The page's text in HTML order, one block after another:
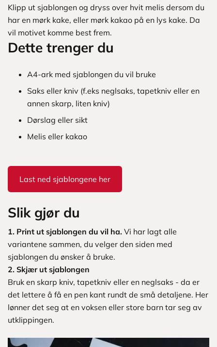
Klipp ut sjablongen og dryss over hvit melis dersom du
har en mørk kake, eller mørk kakao på en lys kake. Da
vil motivet komme best frem.
Dette trenger du
A4-ark med sjablongen du vil bruke
Saks eller kniv (f.eks neglsaks, tapetkniv eller en
annen skarp, liten kniv)
Dørslag eller sikt
Melis eller kakao
Last ned sjablongene her
Slik gjør du
1. Print ut sjablongen du vil ha. Vi har lagt alle
variantene sammen, du velger den siden med
sjablongen du ønsker å bruke.
2. Skjær ut sjablongen
Bruk en skarp kniv, tapetkniv eller en neglsaks - da er
det lettere å få en pen kant rundt de små detaljene. Her
lønner det seg at en voksen eller store barn tar seg av
utklippingen.